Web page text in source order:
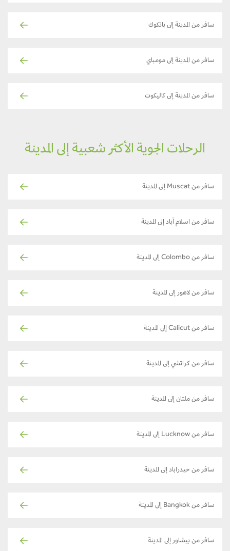
سافر من المدينة إلى بانكوك
سافر من المدينة إلى مومباي
سافر من المدينة إلى كاليكوت
الرحلات الجوية الأكثر شعبية إلى المدينة
سافر من Muscat إلى المدينة
سافر من اسلام آباد إلى المدينة
سافر من Colombo إلى المدينة
سافر من لاهور إلى المدينة
سافر من Calicut إلى المدينة
سافر من كراتشي إلى المدينة
سافر من ملتان إلى المدينة
سافر من Lucknow إلى المدينة
سافر من حيدراباد إلى المدينة
سافر من Bangkok إلى المدينة
سافر من بيشاور إلى المدينة